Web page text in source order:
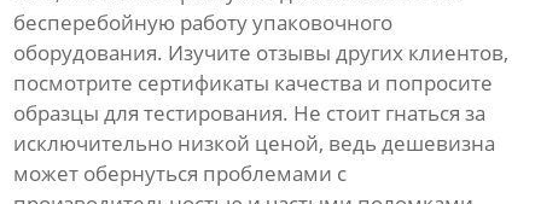
бесперебойную работу упаковочного
оборудования. Изучите отзывы других клиентов,
посмотрите сертификаты качества и попросите
образцы для тестирования. Не стоит гнаться за
исключительно низкой ценой, ведь дешевизна
может обернуться проблемами с